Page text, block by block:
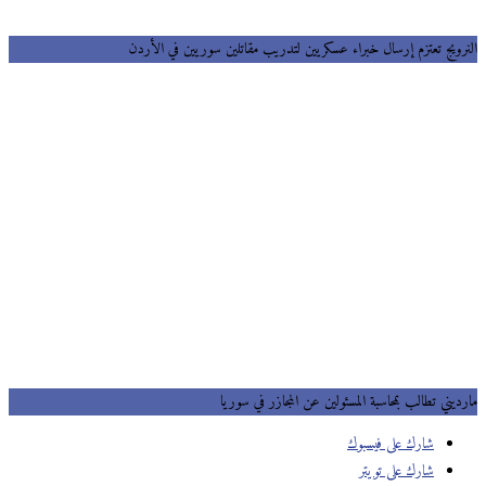
تعتزم إرسال خبراء عسكريين لتدريب مقاتلين سوريين في الأردن
تطالب بمحاسبة المسئولين عن المجازر في سوريا
شارك على فيسبوك
شارك على تويتر